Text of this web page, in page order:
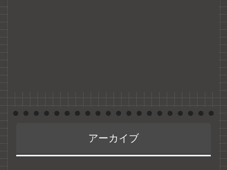
アーカイブ